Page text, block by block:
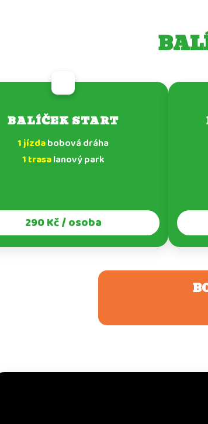
BALÍČEK START
1 jízdabobová dráha
1 trasalanový park
290 Kč / osoba